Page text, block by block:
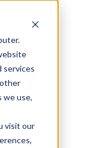
services
we use,
visit our